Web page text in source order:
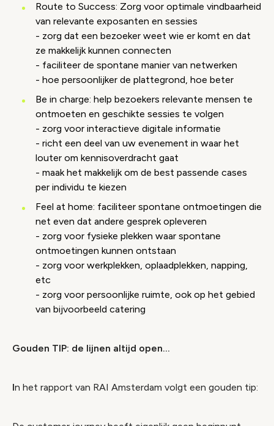
Route to Success: Zorg voor optimale vindbaarheid
van relevante exposanten en sessies
- zorg dat een bezoeker weet wie er komt en dat
ze makkelijk kunnen connecten
- faciliteer de spontane manier van netwerken
- hoe persoonlijker de plattegrond, hoe beter
Be in charge: help bezoekers relevante mensen te
ontmoeten en geschikte sessies te volgen
- zorg voor interactieve digitale informatie
- richt een deel van uw evenement in waar het
louter om kennisoverdracht gaat
- maak het makkelijk om de best passende cases
per individu te kiezen
Feel at home: faciliteer spontane ontmoetingen die
net even dat andere gesprek opleveren
- zorg voor fysieke plekken waar spontane
ontmoetingen kunnen ontstaan
- zorg voor werkplekken, oplaadplekken, napping,
etc
- zorg voor persoonlijke ruimte, ook op het gebied
van bijvoorbeeld catering
Gouden TIP: de lijnen altijd open...
In het rapport van RAI Amsterdam volgt een gouden tip: